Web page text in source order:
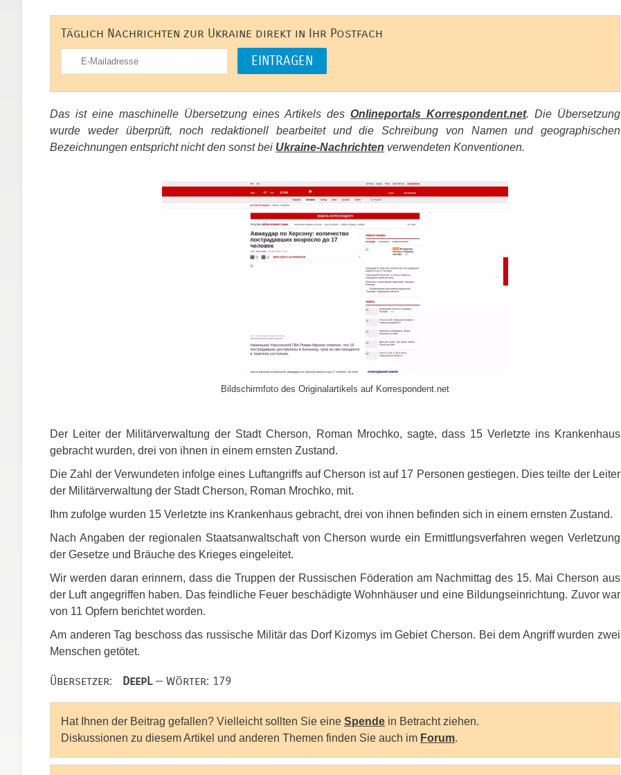
Täglich Nachrichten zur Ukraine direkt in Ihr Postfach
Das ist eine maschinelle Übersetzung eines Artikels des Onlineportals Korrespondent.net. Die Übersetzung
wurde weder überprüft, noch redaktionell bearbeitet und die Schreibung von Namen und geographischen
Bezeichnungen entspricht nicht den sonst bei Ukraine-Nachrichten verwendeten Konventionen.
Bildschirmfoto des Originalartikels auf Korrespondent.net
Der Leiter der Militärverwaltung der Stadt Cherson, Roman Mrochko, sagte, dass 15 Verletzte ins Krankenhaus
gebracht wurden, drei von ihnen in einem ernsten Zustand.
Die Zahl der Verwundeten infolge eines Luftangriffs auf Cherson ist auf 17 Personen gestiegen. Dies teilte der Leiter
der Militärverwaltung der Stadt Cherson, Roman Mrochko, mit.
Ihm zufolge wurden 15 Verletzte ins Krankenhaus gebracht, drei von ihnen befinden sich in einem ernsten Zustand.
Nach Angaben der regionalen Staatsanwaltschaft von Cherson wurde ein Ermittlungsverfahren wegen Verletzung
der Gesetze und Bräuche des Krieges eingeleitet.
Wir werden daran erinnern, dass die Truppen der Russischen Föderation am Nachmittag des 15. Mai Cherson aus
der Luft angegriffen haben. Das feindliche Feuer beschädigte Wohnhäuser und eine Bildungseinrichtung. Zuvor war
von 11 Opfern berichtet worden.
Am anderen Tag beschoss das russische Militär das Dorf Kizomys im Gebiet Cherson. Bei dem Angriff wurden zwei
Menschen getötet.
Übersetzer: DeepL— Wörter: 179
Hat Ihnen der Beitrag gefallen? Vielleicht sollten Sie eine Spende in Betracht ziehen.
Diskussionen zu diesem Artikel und anderen Themen finden Sie auch im Forum.